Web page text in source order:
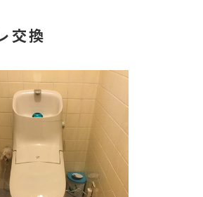
交換